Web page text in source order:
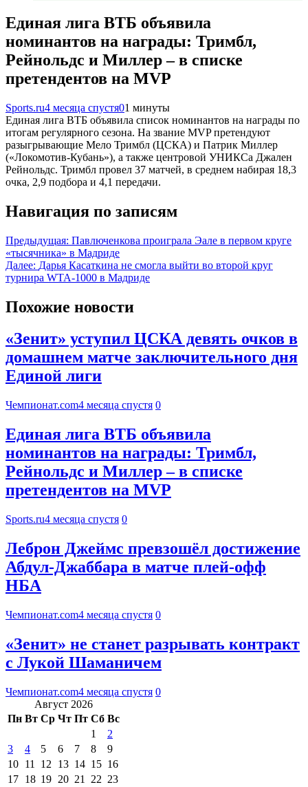
Единая лига ВТБ объявила
номинантов на награды: Тримбл,
Рейнольдс и Миллер – в списке
претендентов на MVP
Sports.ru4 месяца спустя01 минуты
Единая лига ВТБ объявила список номинантов на награды по
итогам регулярного сезона. На звание MVP претендуют
разыгрывающие Мело Тримбл (ЦСКА) и Патрик Миллер
(«Локомотив-Кубань»), а также центровой УНИКСа Джален
Рейнольдс. Тримбл провел 37 матчей, в среднем набирая 18,3
очка, 2,9 подбора и 4,1 передачи.
Навигация по записям
Предыдущая: Павлюченкова проиграла Эале в первом круге
«тысячника» в Мадриде
Далее: Дарья Касаткина не смогла выйти во второй круг
турнира WTA-1000 в Мадриде
Похожие новости
«Зенит» уступил ЦСКА девять очков в
домашнем матче заключительного дня
Единой лиги
Чемпионат.com4 месяца спустя 0
Единая лига ВТБ объявила
номинантов на награды: Тримбл,
Рейнольдс и Миллер – в списке
претендентов на MVP
Sports.ru4 месяца спустя 0
Леброн Джеймс превзошёл достижение
Абдул-Джаббара в матче плей-офф
НБА
Чемпионат.com4 месяца спустя 0
«Зенит» не станет разрывать контракт
с Лукой Шаманичем
Чемпионат.com4 месяца спустя 0
Август 2026
Пн Вт Ср Чт Пт Сб Вс
1
2
3
4 5 6 7 8
9
10 11 12 13 14 15 16
17 18 19 20 21 22 23